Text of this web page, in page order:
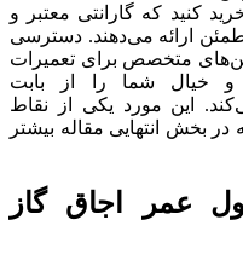
کنید که گارانتی معتبر و
ارائه می‌دهند. دسترسی
متخصص برای تعمیرات
و خیال شما را از بابت
این مورد یکی از نقاط
بخش انتهایی مقاله بیشتر
عمر اجاق گاز